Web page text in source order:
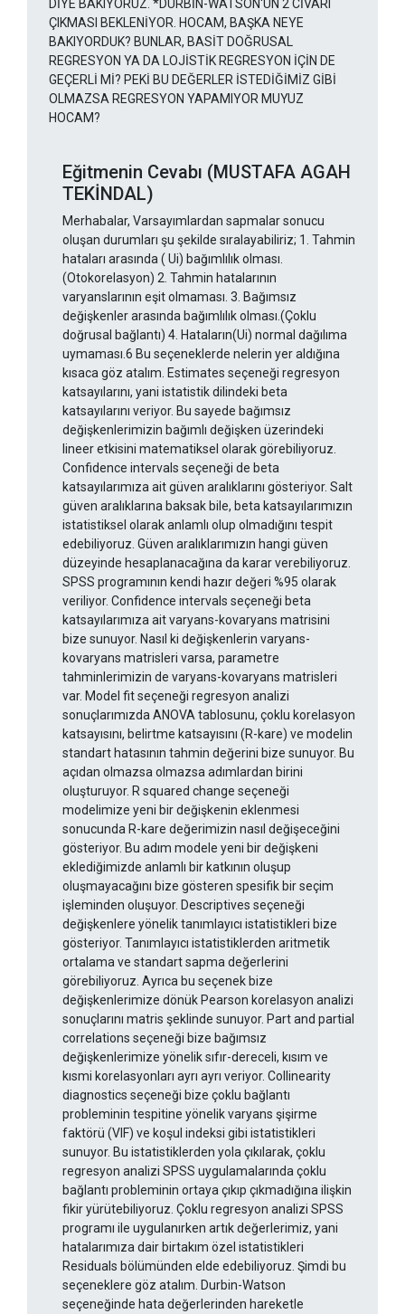
DİYE BAKIYORUZ. *DURBİN-WATSON'UN 2 CİVARI
ÇIKMASI BEKLENİYOR. HOCAM, BAŞKA NEYE
BAKIYORDUK? BUNLAR, BASİT DOĞRUSAL
REGRESYON YA DA LOJİSTİK REGRESYON İÇİN DE
GEÇERLİ Mİ? PEKİ BU DEĞERLER İSTEDİĞİMİZ GİBİ
OLMAZSA REGRESYON YAPAMIYOR MUYUZ
HOCAM?
Eğitmenin Cevabı (MUSTAFA AGAH
TEKİNDAL)
Merhabalar, Varsayımlardan sapmalar sonucu
oluşan durumları şu şekilde sıralayabiliriz; 1. Tahmin
hataları arasında ( Ui) bağımlılık olması.
(Otokorelasyon) 2. Tahmin hatalarının
varyanslarının eşit olmaması. 3. Bağımsız
değişkenler arasında bağımlılık olması.(Çoklu
doğrusal bağlantı) 4. Hataların(Ui) normal dağılıma
uymaması.6 Bu seçeneklerde nelerin yer aldığına
kısaca göz atalım. Estimates seçeneği regresyon
katsayılarını, yani istatistik dilindeki beta
katsayılarını veriyor. Bu sayede bağımsız
değişkenlerimizin bağımlı değişken üzerindeki
lineer etkisini matematiksel olarak görebiliyoruz.
Confidence intervals seçeneği de beta
katsayılarımıza ait güven aralıklarını gösteriyor. Salt
güven aralıklarına baksak bile, beta katsayılarımızın
istatistiksel olarak anlamlı olup olmadığını tespit
edebiliyoruz. Güven aralıklarımızın hangi güven
düzeyinde hesaplanacağına da karar verebiliyoruz.
SPSS programının kendi hazır değeri %95 olarak
veriliyor. Confidence intervals seçeneği beta
katsayılarımıza ait varyans-kovaryans matrisini
bize sunuyor. Nasıl ki değişkenlerin varyans-
kovaryans matrisleri varsa, parametre
tahminlerimizin de varyans-kovaryans matrisleri
var. Model fit seçeneği regresyon analizi
sonuçlarımızda ANOVA tablosunu, çoklu korelasyon
katsayısını, belirtme katsayısını (R-kare) ve modelin
standart hatasının tahmin değerini bize sunuyor. Bu
açıdan olmazsa olmazsa adımlardan birini
oluşturuyor. R squared change seçeneği
modelimize yeni bir değişkenin eklenmesi
sonucunda R-kare değerimizin nasıl değişeceğini
gösteriyor. Bu adım modele yeni bir değişkeni
eklediğimizde anlamlı bir katkının oluşup
oluşmayacağını bize gösteren spesifik bir seçim
işleminden oluşuyor. Descriptives seçeneği
değişkenlere yönelik tanımlayıcı istatistikleri bize
gösteriyor. Tanımlayıcı istatistiklerden aritmetik
ortalama ve standart sapma değerlerini
görebiliyoruz. Ayrıca bu seçenek bize
değişkenlerimize dönük Pearson korelasyon analizi
sonuçlarını matris şeklinde sunuyor. Part and partial
correlations seçeneği bize bağımsız
değişkenlerimize yönelik sıfır-dereceli, kısım ve
kısmi korelasyonları ayrı ayrı veriyor. Collinearity
diagnostics seçeneği bize çoklu bağlantı
probleminin tespitine yönelik varyans şişirme
faktörü (VIF) ve koşul indeksi gibi istatistikleri
sunuyor. Bu istatistiklerden yola çıkılarak, çoklu
regresyon analizi SPSS uygulamalarında çoklu
bağlantı probleminin ortaya çıkıp çıkmadığına ilişkin
fikir yürütebiliyoruz. Çoklu regresyon analizi SPSS
programı ile uygulanırken artık değerlerimiz, yani
hatalarımıza dair birtakım özel istatistikleri
Residuals bölümünden elde edebiliyoruz. Şimdi bu
seçeneklere göz atalım. Durbin-Watson
seçeneğinde hata değerlerinden hareketle